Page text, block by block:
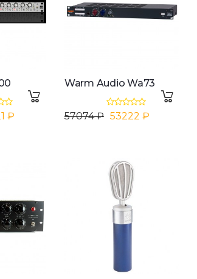
₽
Warm Audio Wa73
57074 ₽ 53222 ₽